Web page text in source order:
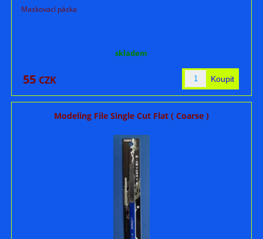
Maskovací páska
skladem
55 CZK
Modeling File Single Cut Flat ( Coarse )